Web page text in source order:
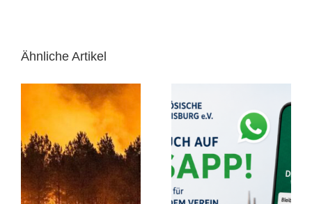
Ähnliche Artikel